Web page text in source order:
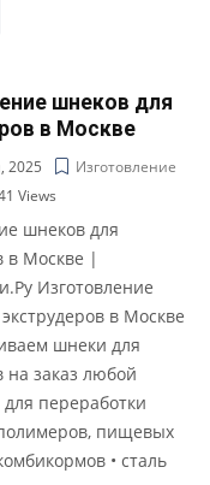
шнеков для
в Москве
2025
Изготовление
Views
шнеков для
в Москве |
Изготовление
в Москве
шнеки для
на заказ любой
для переработки
пищевых
• сталь